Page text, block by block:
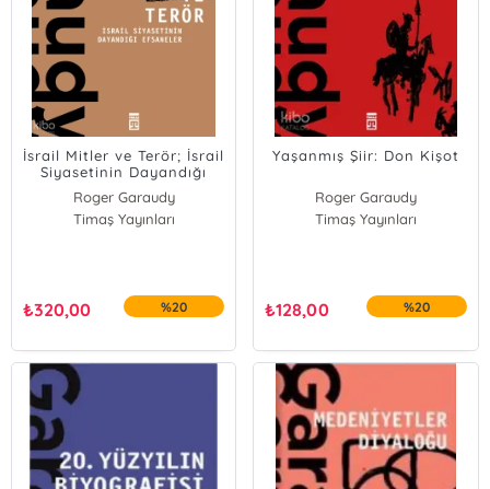
İsrail Mitler ve Terör; İsrail
Siyasetinin Dayandığı
Efsaneler
Roger Garaudy
Timaş Yayınları
₺320,00 %20
Yaşanmış Şiir: Don Kişot
Roger Garaudy
Timaş Yayınları
₺128,00 %20